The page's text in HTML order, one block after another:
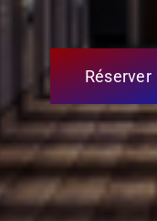
Réserver